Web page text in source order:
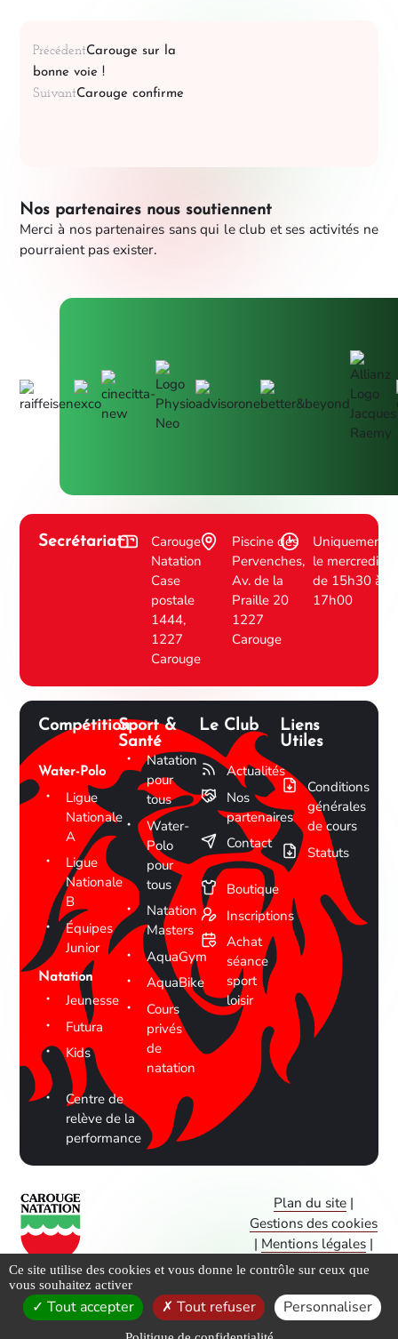
PrécédentCarouge sur la
bonne voie !
SuivantCarouge confirme
Nos partenaires nous soutiennent
Merci à nos partenaires sans qui le club et ses activités ne
pourraient pas exister.
Secrétariat
Carouge
Natation
Case
postale
1444,
1227
Carouge
Piscine des
Pervenches,
Av. de la
Praille 20
1227
Carouge
Uniquement
le mercredi
de 15h30 à
17h00
Compétition
Water-Polo
Ligue
Nationale
A
Ligue
Nationale
B
Équipes
Junior
Natation
Jeunesse
Futura
Kids
Centre de
relève de la
performance
Sport &
Santé
Natation
pour
tous
Water-
Polo
pour
tous
Natation
Masters
AquaGym
AquaBike
Cours
privés
de
natation
Le Club
Actualités
Nos
partenaires
Contact
Boutique
Inscriptions
Achat
séance
sport
loisir
Liens
Utiles
Conditions
générales
de cours
Statuts
Plan du site|
Gestions des cookies
| Mentions légales|
CGV
@
2026–Carouge
Natation– Tous
Ce site utilise des cookies et vous donne le contrôle sur ceux que
vous souhaitez activer
Tout accepter Tout refuser Personnaliser